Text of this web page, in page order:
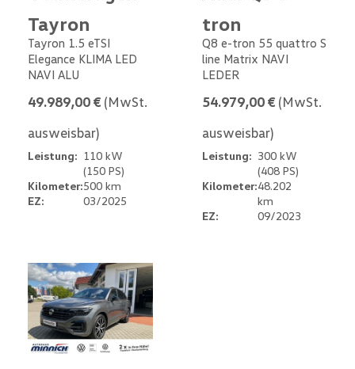
Tayron
Tayron 1.5 eTSI
Elegance KLIMA LED
NAVI ALU
49.989,00 € (MwSt.
ausweisbar)
Leistung: 110 kW
(150 PS)
Kilometer:500 km
EZ:
03/2025
tron
Q8 e-tron 55 quattro S
line Matrix NAVI
LEDER
54.979,00 € (MwSt.
ausweisbar)
Leistung: 300 kW
(408 PS)
Kilometer:48.202
km
EZ:
09/2023